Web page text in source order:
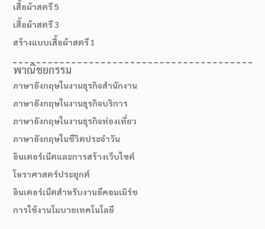
เสื้อผ้าสตรี 5
เสื้อผ้าสตรี 3
สร้างแบบเสื้อผ้าสตรี 1
พาณิชยกรรม
ภาษาอังกฤษในงานธุรกิจสำนักงาน
ภาษาอังกฤษในงานธุรกิจบริการ
ภาษาอังกฤษในงานธุรกิจท่องเที่ยว
ภาษาอังกฤษในชีวิตประจำวัน
อินเตอร์เน็ตและการสร้างเว็บไซต์
โหราศาสตร์ประยุกต์
อินเตอร์เน็ตสำหรับงานอีคอมเมิร์ช
การใช้งานโมบายเทคโนโลยี